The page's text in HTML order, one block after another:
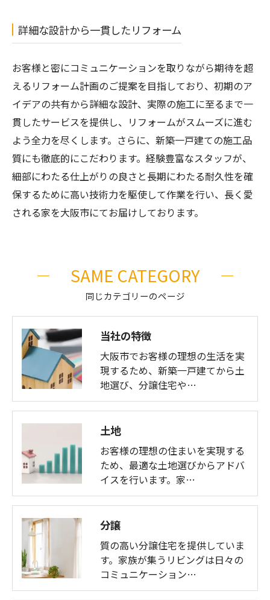
詳細な設計から一貫したリフォーム
お客様と密にコミュニケーションを取りながら期待を超
えるリフォーム計画のご提案を目指しており、初期のア
イデアの共有から詳細な設計、実際の施工に至るまで一
貫したサービスを提供し、リフォームがスムーズに進む
よう全力を尽くします。さらに、新築一戸建ての施工品
質にも徹底的にこだわります。経験豊富なスタッフが、
細部にわたる仕上がりの良さと長期にわたる耐久性を確
保するために高い技術力を駆使して作業を行い、長く愛
される家を大阪市にてお届けしております。
同じカテゴリーのページ
SAME CATEGORY
当社の特徴
大阪市でお客様の理想の生活を実
現するため、新築一戸建てから土
地選び、分譲住宅や…
土地
お客様の理想の住まいを実現する
ため、最適な土地選びからアドバ
イスを行います。家…
分譲
質の高い分譲住宅を提供していま
す。家族が集うリビングは日々の
コミュニケーション…